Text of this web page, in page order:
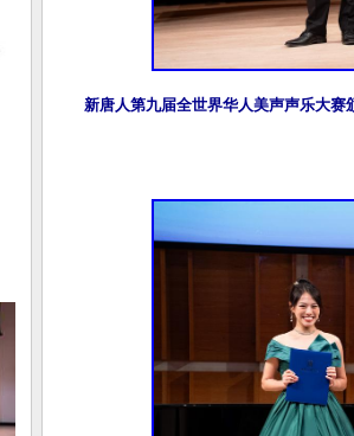
新唐人第九届全世界华人美声声乐大